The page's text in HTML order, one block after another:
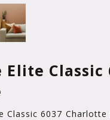
Classic
Classic 6037